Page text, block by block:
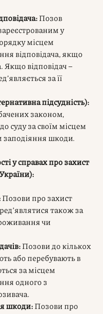
Позов
у
місцем
відповідача, якщо
Якщо відповідач –
за її
підсудність):
законом,
суду за своїм місцем
шкоди.
у справах про захист
Позови про захист
також за
чи
Позови до кількох
або перебувають в
за місцем
одного з
шкоди:Позови про